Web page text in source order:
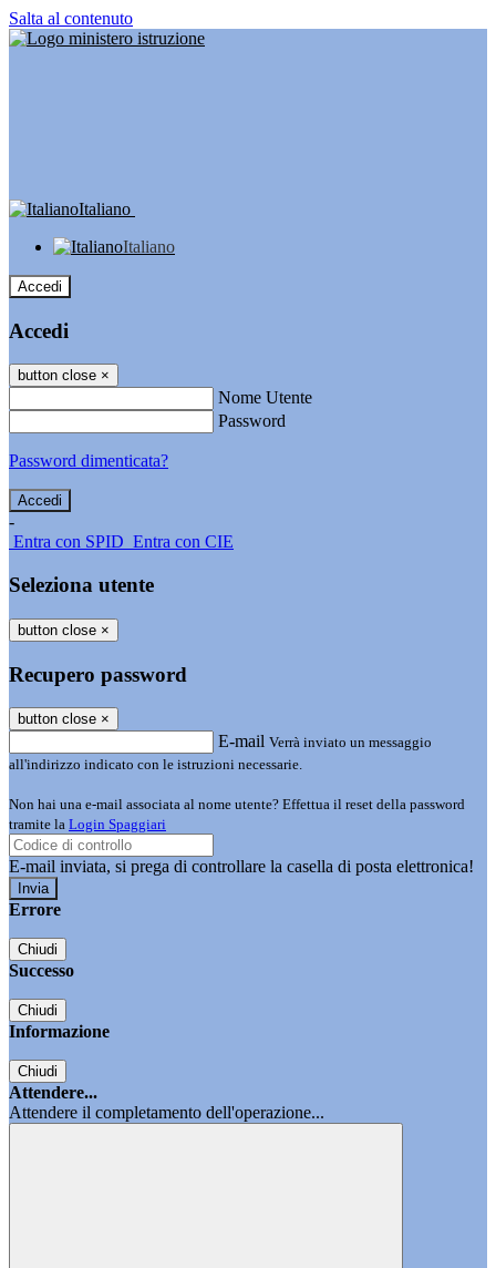
Salta al contenuto
Italiano
Italiano
Accedi
Accedi
button close ×
Nome Utente
Password
Password dimenticata?
-
Entra con SPID Entra con CIE
Seleziona utente
button close ×
Recupero password
button close ×
E-mail Verrà inviato un messaggio
all'indirizzo indicato con le istruzioni necessarie.
Non hai una e-mail associata al nome utente? Effettua il reset della password
tramite la Login Spaggiari
E-mail inviata, si prega di controllare la casella di posta elettronica!
Errore
Chiudi
Successo
Chiudi
Informazione
Chiudi
Attendere...
Attendere il completamento dell'operazione...